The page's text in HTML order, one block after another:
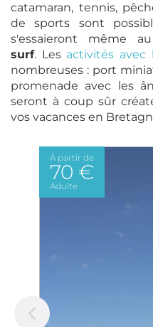
catamaran, tennis,
de sports sont
s'essaieront même
surf. Les activités avec
nombreuses : port
promenade avec les
seront à coup sûr
vos vacances en
À partir de
70 €
Adulte